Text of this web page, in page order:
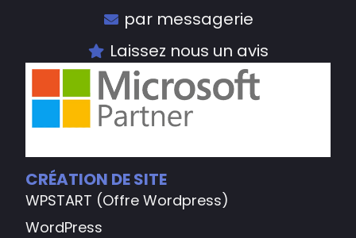
par messagerie
Laissez nous un avis
CRÉATION DE SITE
WPSTART (Offre Wordpress)
WordPress